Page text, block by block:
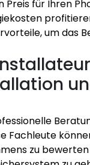
Preis für Ihren
um das
Fachleute
zu